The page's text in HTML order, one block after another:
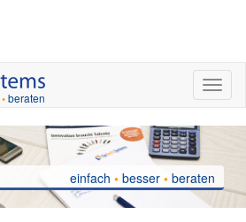
•beraten
einfach • besser • beraten